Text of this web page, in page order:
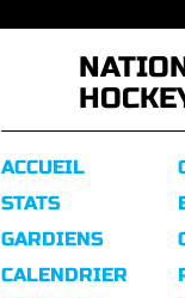
ACCUEIL
STATS
GARDIENS
CALENDRIER